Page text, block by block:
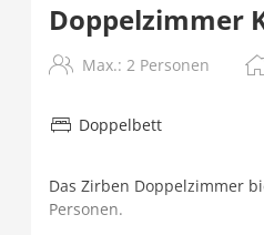
Doppelzimmer
Max.: 2 Personen
Doppelbett
Das Zirben Doppelzimmer
Personen.